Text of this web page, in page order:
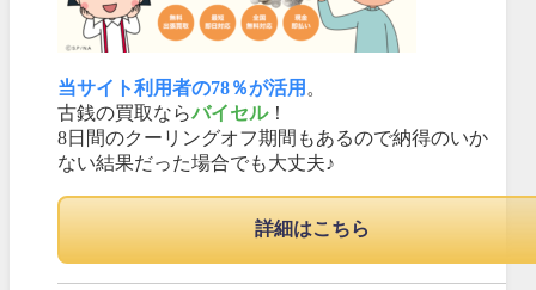
当サイト利用者の78％が活用 。
古銭の買取ならバイセル！
8日間のクーリングオフ期間もあるので納得のいか
ない結果だった場合でも大丈夫♪
詳細はこちら